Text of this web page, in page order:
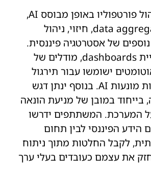
הקורס כולל ניהול פורטפוליו באופן מבוסס AI,
כלים של data aggregation, חיזוי, ניהול
של אסטרטגיה פיננסית.
נושאים כמו בניית dashboards, מודלים של
ישומשו עבור תירגול
מעשי של תובנות מונעות AI. בנוסף ינתן דגש
בייחוד במובן של מניעת הונאה
על המערכת. המשתתפים ידרשו
הידע הפיננסי לבין תחום
לקבל החלטות מתוך ניתוח
את עצמם כעובדים בעלי ערך